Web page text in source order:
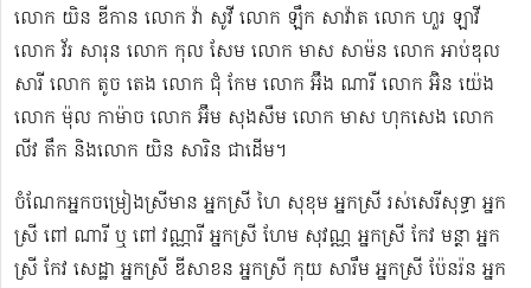
លោក យិន ឌីកាន លោក វ៉ា សូវី លោក ឡឹក សាវ៉ាត លោក ហួរ ឡាវី
លោក វ័រ សារុន​ លោក កុល សែម លោក មាស សាម៉ន លោក អាប់ឌុល
សារី លោក តូច តេង លោក ជុំ កែម លោក អ៊ឹង ណារី លោក អ៊ិន យ៉េង​​
លោក ម៉ុល កាម៉ាច លោក អ៊ឹម សុងសឺម ​លោក មាស ហុក​សេង លោក​ ​​
លីវ តឹក និងលោក យិន សារិន ជាដើម។
ចំណែកអ្នកចម្រៀងស្រីមាន អ្នកស្រី ហៃ សុខុម​ អ្នកស្រី រស់សេរី​សុទ្ធា អ្នក
ស្រី ពៅ ណារី ឬ ពៅ វណ្ណារី អ្នកស្រី ហែម សុវណ្ណ អ្នកស្រី កែវ មន្ថា អ្នក
ស្រី កែវ សេដ្ឋា អ្នកស្រី ឌី​សាខន អ្នកស្រី កុយ សារឹម អ្នកស្រី ប៉ែនរ៉ន អ្នក